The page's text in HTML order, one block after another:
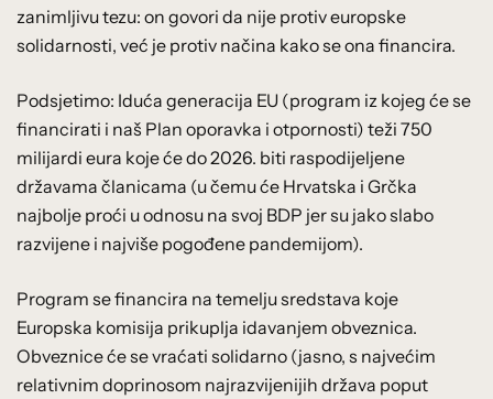
zanimljivu tezu: on govori da nije protiv europske
solidarnosti, već je protiv načina kako se ona financira.
Podsjetimo: Iduća generacija EU (program iz kojeg će se
financirati i naš Plan oporavka i otpornosti) teži 750
milijardi eura koje će do 2026. biti raspodijeljene
državama članicama (u čemu će Hrvatska i Grčka
najbolje proći u odnosu na svoj BDP jer su jako slabo
razvijene i najviše pogođene pandemijom).
Program se financira na temelju sredstava koje
Europska komisija prikuplja idavanjem obveznica.
Obveznice će se vraćati solidarno (jasno, s najvećim
relativnim doprinosom najrazvijenijih država poput